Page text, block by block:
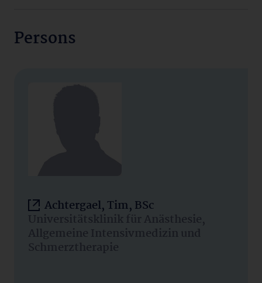
Persons
Achtergael, Tim, BSc
Universitätsklinik für Anästhesie,
Allgemeine Intensivmedizin und
Schmerztherapie